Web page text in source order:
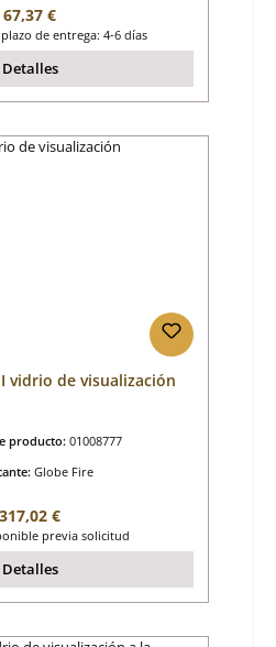
Precio normal:
67,37 €
de entrega: 4-6 días
Detalles
vidrio de visualización
producto: 01008777
Globe Fire
Precio normal:
317,02 €
previa solicitud
Detalles